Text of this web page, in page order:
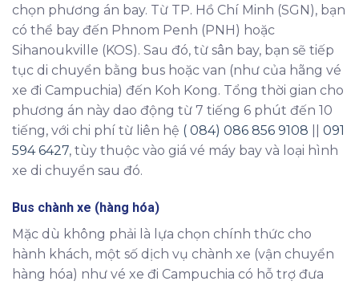
chọn phương án bay. Từ TP. Hồ Chí Minh (SGN), bạn
có thể bay đến Phnom Penh (PNH) hoặc
Sihanoukville (KOS). Sau đó, từ sân bay, bạn sẽ tiếp
tục di chuyển bằng bus hoặc van (như của hãng vé
xe đi Campuchia) đến Koh Kong. Tổng thời gian cho
phương án này dao động từ 7 tiếng 6 phút đến 10
tiếng, với chi phí từ liên hệ ( 084) 086 856 9108
091
594 6427, tùy thuộc vào giá vé máy bay và loại hình
xe di chuyển sau đó.
Bus chành xe (hàng hóa)
Mặc dù không phải là lựa chọn chính thức cho
hành khách, một số dịch vụ chành xe (vận chuyển
hàng hóa) như vé xe đi Campuchia có hỗ trợ đưa